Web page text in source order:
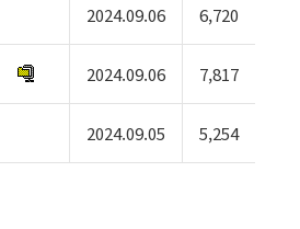
2024.09.06 6,720
2024.09.06 7,817
2024.09.05 5,254